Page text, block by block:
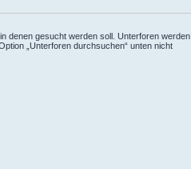
denen gesucht werden soll. Unterforen werden
„Unterforen durchsuchen“ unten nicht